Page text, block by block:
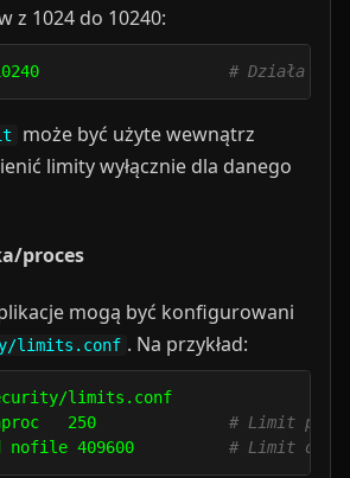
z 1024 do 10240:
-n 10240 # Działa
może być użyte wewnątrz
limity wyłącznie dla danego
proces
mogą być konfigurowani
limits.conf . Na przykład:
limits.conf
nproc   250 # Limit
nofile 409600 # Limit